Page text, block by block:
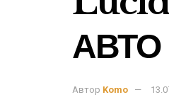
АВТО
Автор Komo